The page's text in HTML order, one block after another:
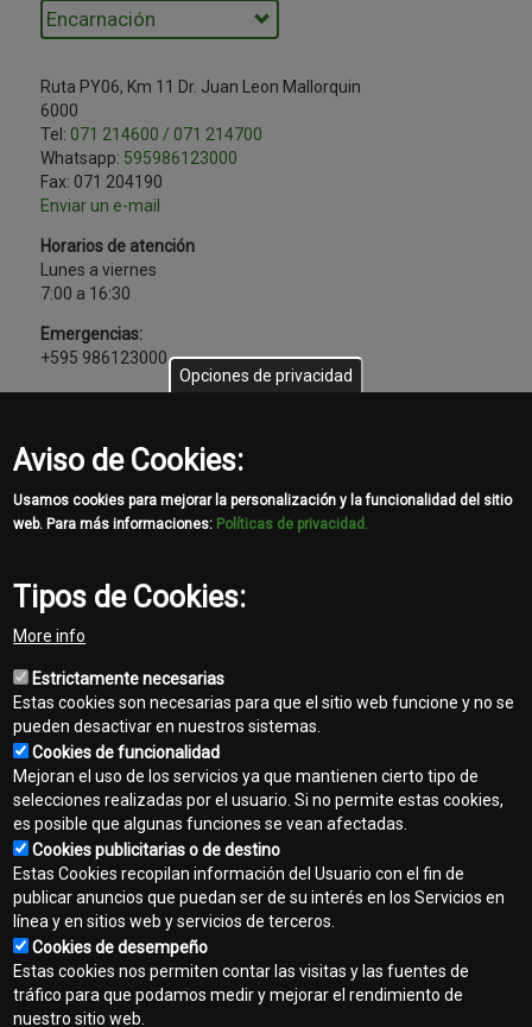
Ruta PY06, Km 11 Dr. Juan Leon Mallorquin
6000
Tel: 071 214600 / 071 214700
Whatsapp: 595986123000
Fax: 071 204190
Enviar un e-mail
Horarios de atención
Lunes a viernes
7:00 a 16:30
Emergencias:
+595 986123000
Footer
menu
Contacto
Mapa del sitio
Normas de privacidad
Aviso legal
Opciones de privacidad
Aviso de Cookies:
Usamos cookies para mejorar la personalización y la funcionalidad del sitio
web. Para más informaciones: Políticas de privacidad.
Tipos de Cookies:
More info
Estrictamente necesarias
Estas cookies son necesarias para que el sitio web funcione y no se
pueden desactivar en nuestros sistemas.
Cookies de funcionalidad
Mejoran el uso de los servicios ya que mantienen cierto tipo de
selecciones realizadas por el usuario. Si no permite estas cookies,
es posible que algunas funciones se vean afectadas.
Cookies publicitarias o de destino
Estas Cookies recopilan información del Usuario con el fin de
publicar anuncios que puedan ser de su interés en los Servicios en
línea y en sitios web y servicios de terceros.
Cookies de desempeño
Estas cookies nos permiten contar las visitas y las fuentes de
tráfico para que podamos medir y mejorar el rendimiento de
nuestro sitio web.